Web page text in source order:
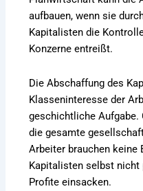
aufbauen, wenn sie
Kapitalisten die
Konzerne entreißt.
Die Abschaffung des
Klasseninteresse der
geschichtliche
die gesamte
Arbeiter brauchen keine
Kapitalisten selbst nicht
Profite einsacken.